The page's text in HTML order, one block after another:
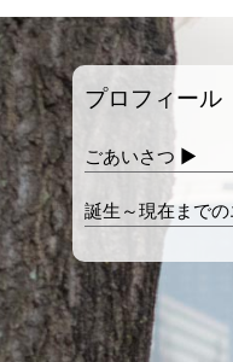
プロフィール
ごあいさつ ▶
誕生～現在までの